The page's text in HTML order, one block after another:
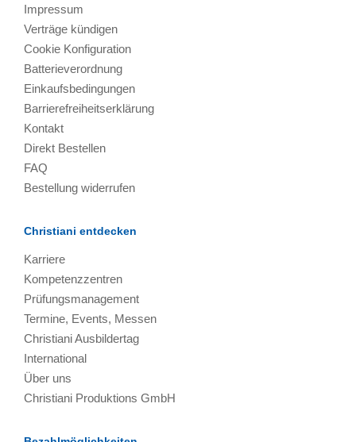
Impressum
Verträge kündigen
Cookie Konfiguration
Batterieverordnung
Einkaufsbedingungen
Barrierefreiheitserklärung
Kontakt
Direkt Bestellen
FAQ
Bestellung widerrufen
Christiani entdecken
Karriere
Kompetenzzentren
Prüfungsmanagement
Termine, Events, Messen
Christiani Ausbildertag
International
Über uns
Christiani Produktions GmbH